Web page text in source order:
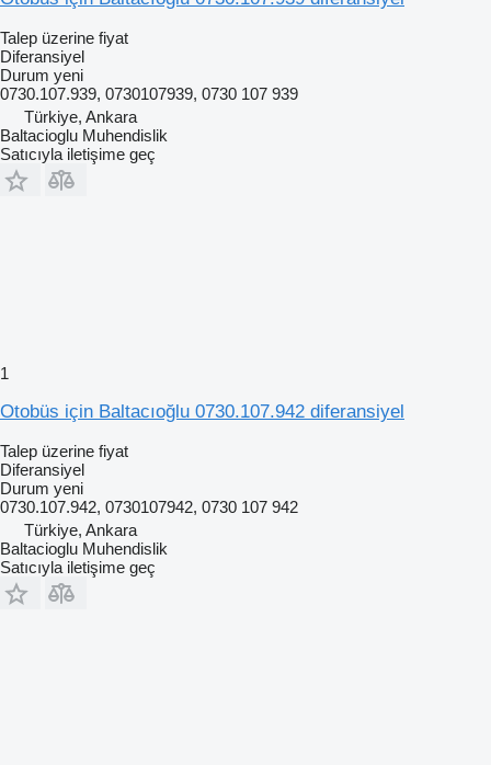
Talep üzerine fiyat
Diferansiyel
Durum yeni
0730.107.939, 0730107939, 0730 107 939
Türkiye, Ankara
Baltacioglu Muhendislik
Satıcıyla iletişime geç
1
Otobüs için Baltacıoğlu 0730.107.942 diferansiyel
Talep üzerine fiyat
Diferansiyel
Durum yeni
0730.107.942, 0730107942, 0730 107 942
Türkiye, Ankara
Baltacioglu Muhendislik
Satıcıyla iletişime geç